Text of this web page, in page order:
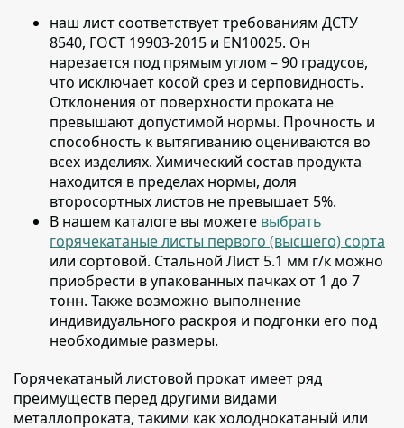
наш лист соответствует требованиям ДСТУ
8540, ГОСТ 19903-2015 и EN10025. Он
нарезается под прямым углом – 90 градусов,
что исключает косой срез и серповидность.
Отклонения от поверхности проката не
превышают допустимой нормы. Прочность и
способность к вытягиванию оцениваются во
всех изделиях. Химический состав продукта
находится в пределах нормы, доля
второсортных листов не превышает 5%.
В нашем каталоге вы можете выбрать
горячекатаные листы первого (высшего) сорта
или сортовой. Стальной Лист 5.1 мм г/к можно
приобрести в упакованных пачках от 1 до 7
тонн. Также возможно выполнение
индивидуального раскроя и подгонки его под
необходимые размеры.
Горячекатаный листовой прокат имеет ряд
преимуществ перед другими видами
металлопроката, такими как холоднокатаный или